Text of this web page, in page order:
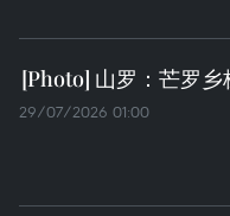
山罗：芒罗
29/07/2026 01:00